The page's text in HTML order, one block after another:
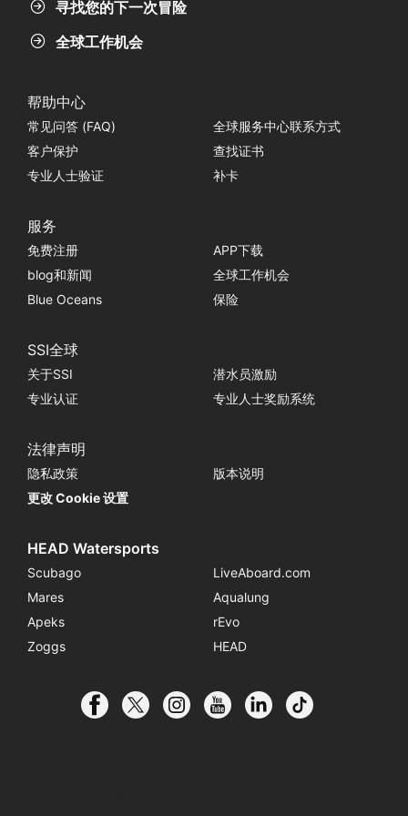
寻找您的下一次冒险
全球工作机会
帮助中心
常见问答 (FAQ)
全球服务中心联系方式
客户保护
查找证书
专业人士验证
补卡
服务
免费注册
APP下载
blog和新闻
全球工作机会
Blue Oceans
保险
SSI全球
关于SSI
潜水员激励
专业认证
专业人士奖励系统
法律声明
隐私政策
版本说明
更改 Cookie 设置
HEAD Watersports
Scubago
LiveAboard.com
Mares
Aqualung
Apeks
rEvo
Zoggs
HEAD